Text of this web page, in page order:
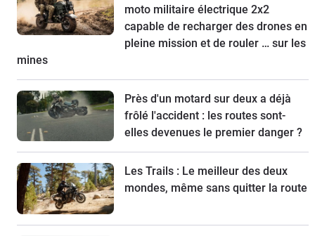
moto militaire électrique 2x2
capable de recharger des drones en
pleine mission et de rouler … sur les
mines
Près d'un motard sur deux a déjà
frôlé l'accident : les routes sont-
elles devenues le premier danger ?
Les Trails : Le meilleur des deux
mondes, même sans quitter la route